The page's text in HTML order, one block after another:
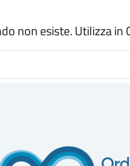
non esiste. Utilizza